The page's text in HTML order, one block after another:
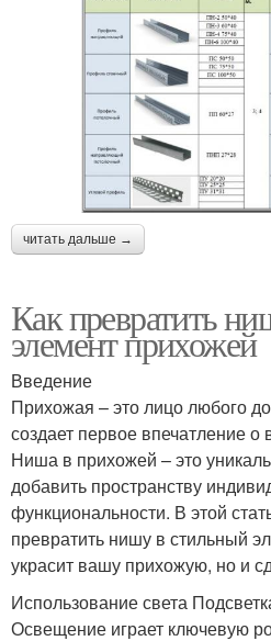
читать дальше →
Как превратить
элемент прихожей
Введение
Прихожая – это лицо любого
создает первое впечатление о
Ниша в прихожей – это
добавить пространству
функциональности. В этой
превратить нишу в стильный
украсит вашу прихожую, но и
Использование света
Освещение играет ключевую